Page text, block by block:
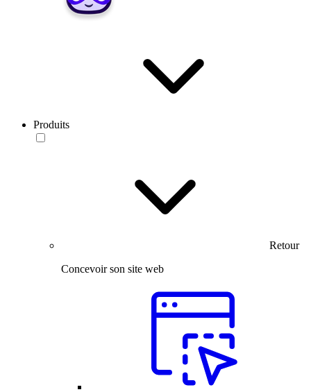
Produits
Retour
Concevoir son site web